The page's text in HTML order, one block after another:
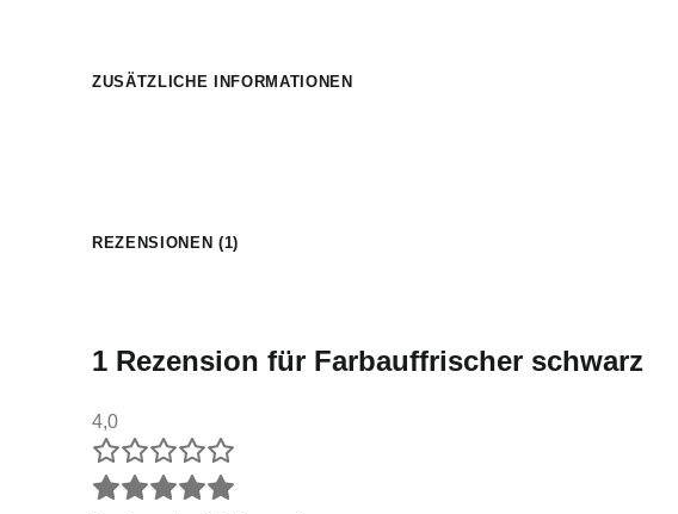
ZUSÄTZLICHE INFORMATIONEN
REZENSIONEN (1)
1 Rezension für Farbauffrischer schwarz
4,0